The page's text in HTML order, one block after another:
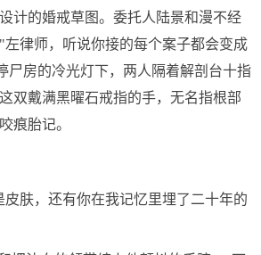
计的婚戒草图。委托人陆景和漫不经
律师，听说你接的每个案子都会变成
尸房的冷光灯下，两人隔着解剖台十指
双戴满黑曜石戒指的手，无名指根部
痕胎记。
肤，还有你在我记忆里埋了二十年的